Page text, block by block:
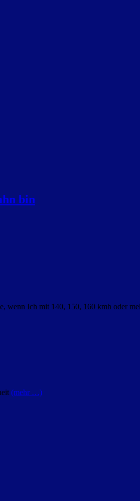
bin
wenn Ich mit 140, 150, 160 kmh oder
(mehr …)